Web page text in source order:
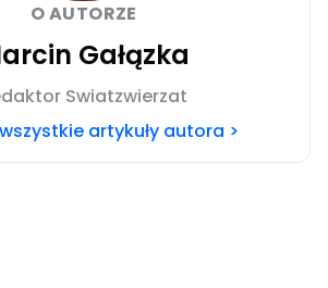
O AUTORZE
Gałązka
Swiatzwierzat
artykuły autora >